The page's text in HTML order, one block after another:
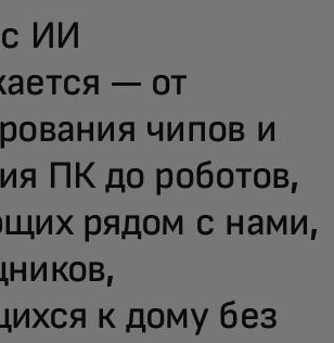
ИИ
— от
чипов и
ПК до роботов,
рядом с нами,
к дому без